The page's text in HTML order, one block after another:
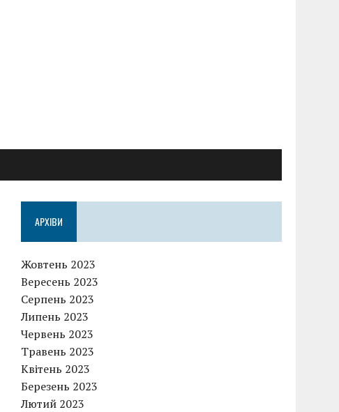
АРХІВИ
Жовтень 2023
Вересень 2023
Серпень 2023
Липень 2023
Червень 2023
Травень 2023
Квітень 2023
Березень 2023
Лютий 2023